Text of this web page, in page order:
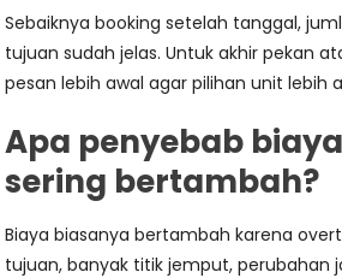
Sebaiknya booking setelah tanggal,
tujuan sudah jelas. Untuk akhir pekan
pesan lebih awal agar pilihan unit lebih
Apa penyebab
sering bertambah?
Biaya biasanya bertambah karena
tujuan, banyak titik jemput, perubahan